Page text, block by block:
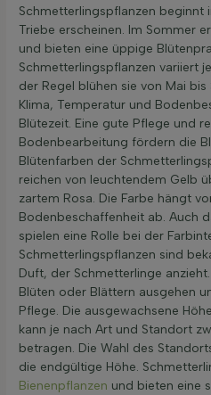
Schmetterlingspflanzen beginnt
Triebe erscheinen. Im Sommer
und bieten eine üppige
Schmetterlingspflanzen variiert
der Regel blühen sie von Mai
Klima, Temperatur und
Blütezeit. Eine gute Pflege und
Bodenbearbeitung fördern die
Blütenfarben der
reichen von leuchtendem Gelb
zartem Rosa. Die Farbe hängt
Bodenbeschaffenheit ab. Auch
spielen eine Rolle bei der
Schmetterlingspflanzen sind
Duft, der Schmetterlinge
Blüten oder Blättern ausgehen
Pflege. Die ausgewachsene
kann je nach Art und Standort
betragen. Die Wahl des
die endgültige Höhe.
Bienenpflanzen und bieten eine